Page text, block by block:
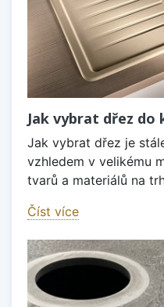
Jak vybrat dřez do
Jak vybrat dřez je
vzhledem v velikému
tvarů a materiálů na
Číst více